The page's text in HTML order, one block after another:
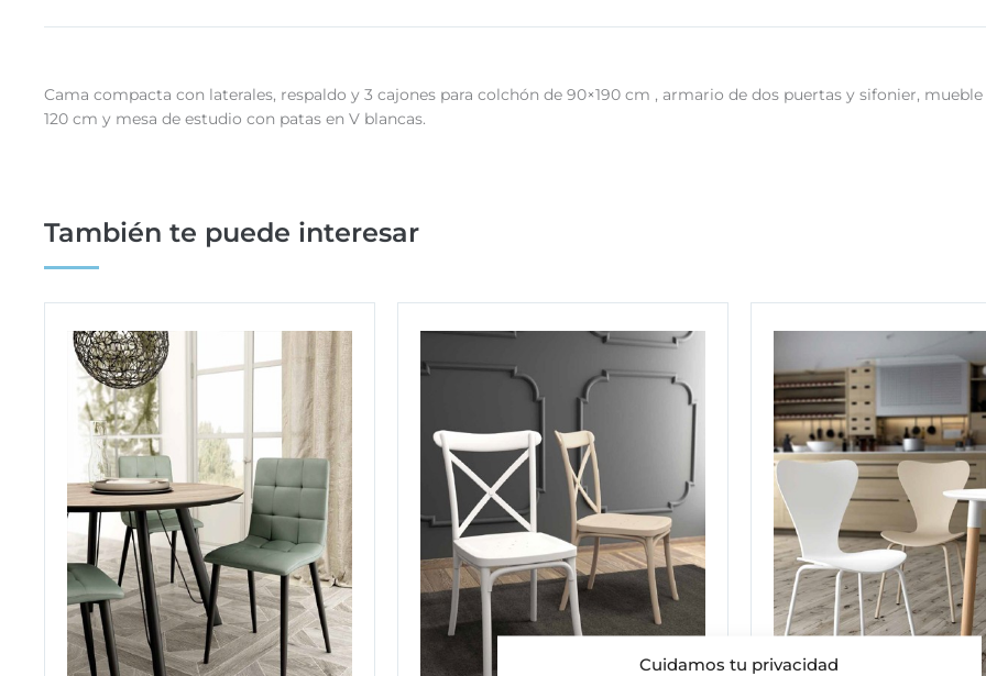
Cuidamos tu privacidad
Cama compacta con laterales, respaldo y 3 cajones para colchón de 90×190 cm , armario de dos puertas y sifonier,
120 cm y mesa de estudio con patas en V blancas.
También te puede interesar